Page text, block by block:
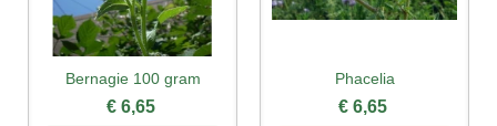
Bernagie 100 gram
€ 6,65
Phacelia
€ 6,65